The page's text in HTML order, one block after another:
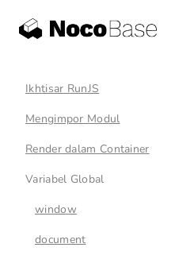
Ikhtisar RunJS
Mengimpor Modul
Render dalam Container
Variabel Global
window
document